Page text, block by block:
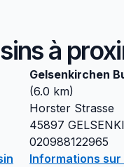
à
Gelsenkirchen
(6.0 km)
Horster Strasse
45897
020988122965
Informations sur